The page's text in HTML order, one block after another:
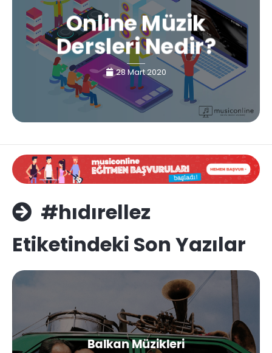
Online Müzik
Dersleri Nedir?
28 Mart 2020
#hıdırellez
Etiketindeki Son Yazılar
Balkan Müzikleri